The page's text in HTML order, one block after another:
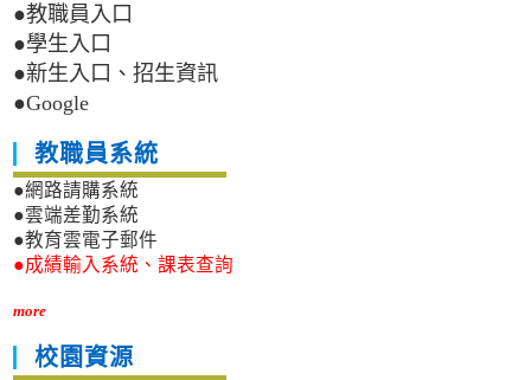
●教職員入口
●學生入口
●新生入口、招生資訊
●Google
教職員系統
●網路請購系統
●雲端差勤系統
●教育雲電子郵件
●成績輸入系統、課表查詢
more
校園資源